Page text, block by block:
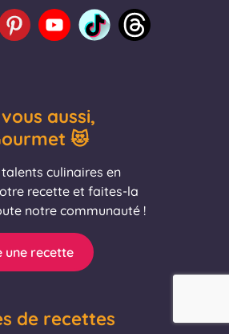
aussi,
😻
culinaires en
recette et faites-la
notre communauté !
une recette
de recettes